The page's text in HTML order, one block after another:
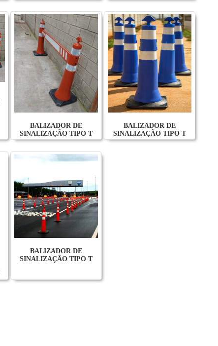
BALIZADOR DE
SINALIZAÇÃO TIPO T
BALIZADOR DE
SINALIZAÇÃO TIPO T
BALIZADOR DE
SINALIZAÇÃO TIPO T